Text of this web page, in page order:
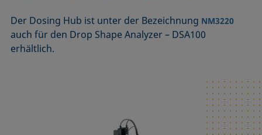
Der Dosing Hub ist unter der Bezeichnung NM3220
auch für den Drop Shape Analyzer – DSA100
erhältlich.